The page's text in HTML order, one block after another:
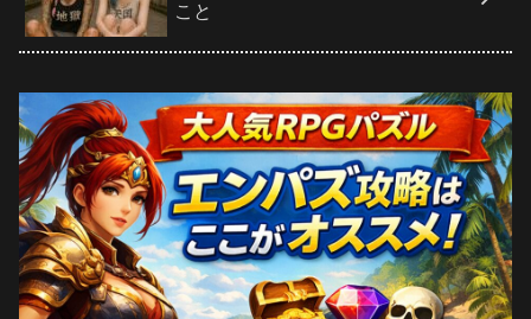
こと